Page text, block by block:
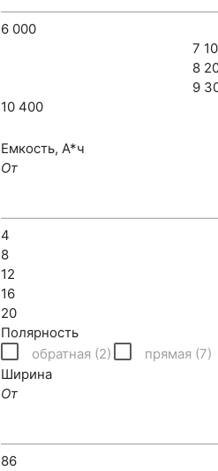
+7 (812) 426-16-64
6 000
7
8
9
10 400
Емкость, А*ч
От
4
8
12
16
20
Полярность
обратная (2) прямая (7)
Ширина
От
86